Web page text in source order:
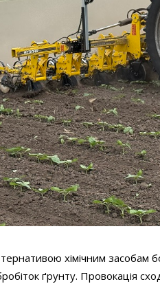
хімічним засобам
ґрунту. Провокація